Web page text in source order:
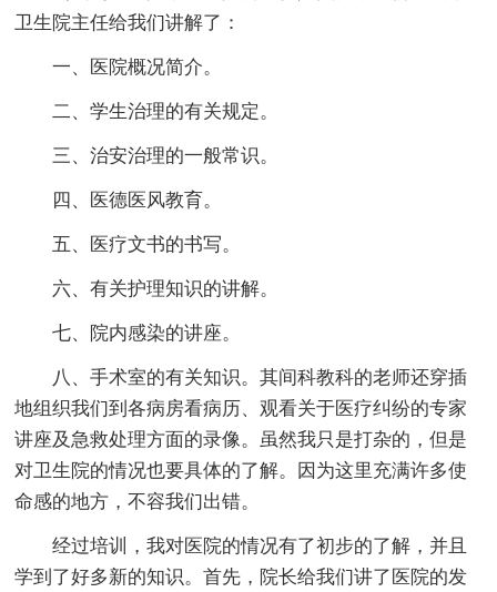
卫生院主任给我们讲解了：
一、医院概况简介。
二、学生治理的有关规定。
三、治安治理的一般常识。
四、医德医风教育。
五、医疗文书的书写。
六、有关护理知识的讲解。
七、院内感染的讲座。
八、手术室的有关知识。其间科教科的老师还穿插
地组织我们到各病房看病历、观看关于医疗纠纷的专家
讲座及急救处理方面的录像。虽然我只是打杂的，但是
对卫生院的情况也要具体的了解。因为这里充满许多使
命感的地方，不容我们出错。
经过培训，我对医院的情况有了初步的了解，并且
学到了好多新的知识。首先，院长给我们讲了医院的发